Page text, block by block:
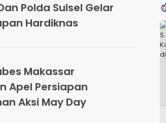
Polda Sulsel Gelar
Hardiknas
Makassar
Apel Persiapan
Aksi May Day